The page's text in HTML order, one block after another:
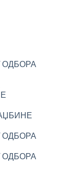
ОДБОРА
ОДБОРА
ОДБОРА